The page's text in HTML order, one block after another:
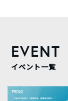
EVENT
イベント一覧